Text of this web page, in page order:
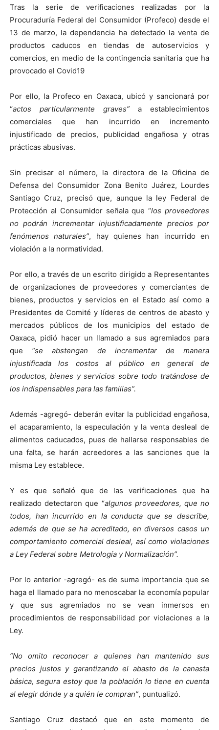
Tras la serie de verificaciones realizadas por la
Procuraduría Federal del Consumidor (Profeco) desde el
13 de marzo, la dependencia ha detectado la venta de
productos caducos en tiendas de autoservicios y
comercios, en medio de la contingencia sanitaria que ha
provocado el Covid19
Por ello, la Profeco en Oaxaca, ubicó y sancionará por
“actos particularmente graves” a establecimientos
comerciales que han incurrido en incremento
injustificado de precios, publicidad engañosa y otras
prácticas abusivas.
Sin precisar el número, la directora de la Oficina de
Defensa del Consumidor Zona Benito Juárez, Lourdes
Santiago Cruz, precisó que, aunque la ley Federal de
Protección al Consumidor señala que “los proveedores
no podrán incrementar injustificadamente precios por
fenómenos naturales”, hay quienes han incurrido en
violación a la normatividad.
Por ello, a través de un escrito dirigido a Representantes
de organizaciones de proveedores y comerciantes de
bienes, productos y servicios en el Estado así como a
Presidentes de Comité y líderes de centros de abasto y
mercados públicos de los municipios del estado de
Oaxaca, pidió hacer un llamado a sus agremiados para
que “se abstengan de incrementar de manera
injustificada los costos al público en general de
productos, bienes y servicios sobre todo tratándose de
los indispensables para las familias”.
Además -agregó- deberán evitar la publicidad engañosa,
el acaparamiento, la especulación y la venta desleal de
alimentos caducados, pues de hallarse responsables de
una falta, se harán acreedores a las sanciones que la
misma Ley establece.
Y es que señaló que de las verificaciones que ha
realizado detectaron que “algunos proveedores, que no
todos, han incurrido en la conducta que se describe,
además de que se ha acreditado, en diversos casos un
comportamiento comercial desleal, así como violaciones
a Ley Federal sobre Metrología y Normalización”.
Por lo anterior -agregó- es de suma importancia que se
haga el llamado para no menoscabar la economía popular
y que sus agremiados no se vean inmersos en
procedimientos de responsabilidad por violaciones a la
Ley.
“No omito reconocer a quienes han mantenido sus
precios justos y garantizando el abasto de la canasta
básica, segura estoy que la población lo tiene en cuenta
al elegir dónde y a quién le compran”, puntualizó.
Santiago Cruz destacó que en este momento de